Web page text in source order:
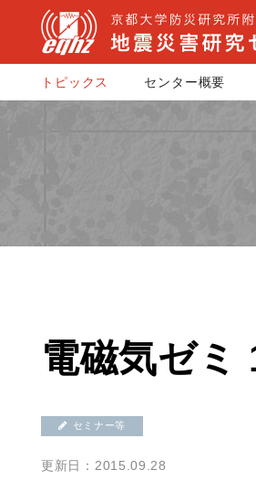
トピックス センター概要
電磁気ゼミ
セミナー等
更新日：2015.09.28